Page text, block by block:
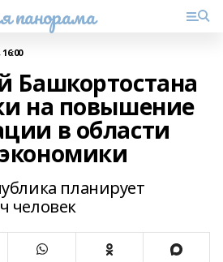
панорама
Башкортостана
на повышение
в области
планирует
человек